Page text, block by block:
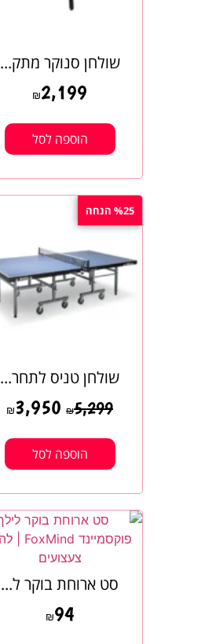
שולחן סנוקר מתק...
₪2,199
הוספה לסל
%25 הנחה
שולחן טניס לתחר...
₪5,299
₪3,950
הוספה לסל
סט ארוחת בוקר ל...
₪94